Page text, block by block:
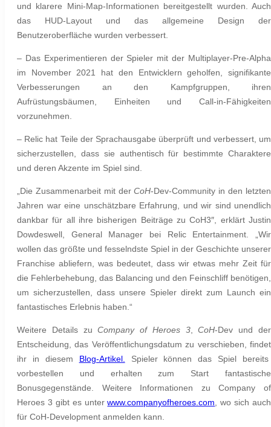
und klarere Mini-Map-Informationen bereitgestellt wurden. Auch
das HUD-Layout und das allgemeine Design der
Benutzeroberfläche wurden verbessert.
– Das Experimentieren der Spieler mit der Multiplayer-Pre-Alpha
im November 2021 hat den Entwicklern geholfen, signifikante
Verbesserungen an den Kampfgruppen, ihren
Aufrüstungsbäumen, Einheiten und Call-in-Fähigkeiten
vorzunehmen.
– Relic hat Teile der Sprachausgabe überprüft und verbessert, um
sicherzustellen, dass sie authentisch für bestimmte Charaktere
und deren Akzente im Spiel sind.
„Die Zusammenarbeit mit derCoH-Dev-Community in den letzten
Jahren war eine unschätzbare Erfahrung, und wir sind unendlich
dankbar für all ihre bisherigen Beiträge zu CoH3″, erklärt Justin
Dowdeswell, General Manager bei Relic Entertainment. „Wir
wollen das größte und fesselndste Spiel in der Geschichte unserer
Franchise abliefern, was bedeutet, dass wir etwas mehr Zeit für
die Fehlerbehebung, das Balancing und den Feinschliff benötigen,
um sicherzustellen, dass unsere Spieler direkt zum Launch ein
fantastisches Erlebnis haben.“
Weitere Details zuCompany of Heroes 3,CoH-Dev und der
Entscheidung, das Veröffentlichungsdatum zu verschieben, findet
ihr in diesem
Blog-Artikel.
Spieler können das Spiel bereits
vorbestellen und erhalten zum Start fantastische
Bonusgegenstände. Weitere Informationen zu Company of
Heroes 3 gibt es unter www.companyofheroes.com , wo sich auch
für CoH-Development anmelden kann.